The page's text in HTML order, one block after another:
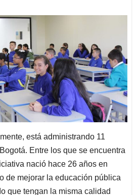
está administrando 11
Entre los que se encuentra
nació hace 26 años en
de mejorar la educación pública
que tengan la misma calidad